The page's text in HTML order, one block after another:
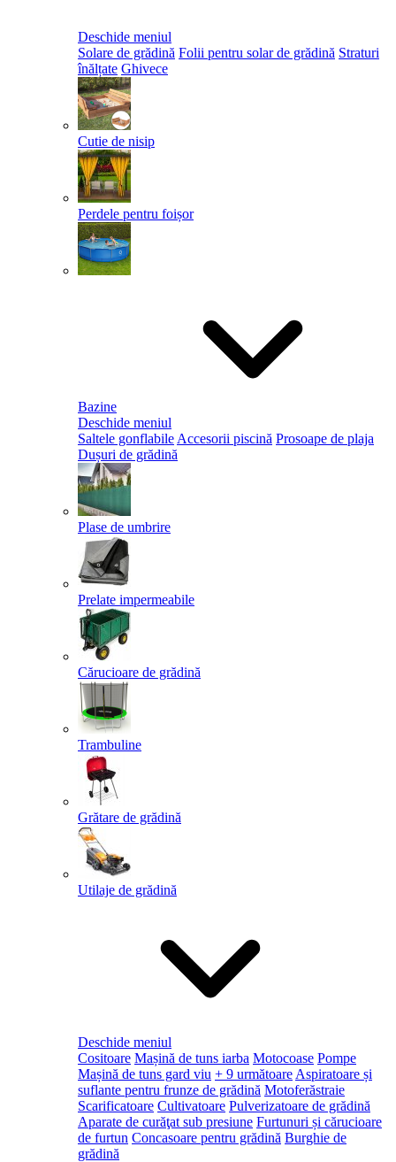
Deschide meniul
Solare de grădină Folii pentru solar de grădină Straturi
înălțate Ghivece
Cutie de nisip
Perdele pentru foișor
Bazine
Deschide meniul
Saltele gonflabile Accesorii piscină Prosoape de plaja
Dușuri de grădină
Plase de umbrire
Prelate impermeabile
Cărucioare de grădină
Trambuline
Grătare de grădină
Utilaje de grădină
Deschide meniul
Cositoare Mașină de tuns iarba Motocoase Pompe
Mașină de tuns gard viu + 9 următoare Aspiratoare și
suflante pentru frunze de grădină Motoferăstraie
Scarificatoare Cultivatoare Pulverizatoare de grădină
Aparate de curăţat sub presiune Furtunuri și cărucioare
de furtun Concasoare pentru grădină Burghie de
grădină